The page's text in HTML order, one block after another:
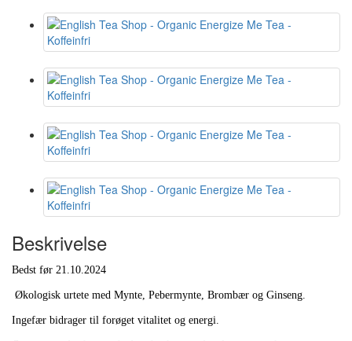
Beskrivelse
Bedst før 21.10.2024
Økologisk urtete med Mynte, Pebermynte, Brombær og Ginseng.
Ingefær bidrager til forøget vitalitet og energi.